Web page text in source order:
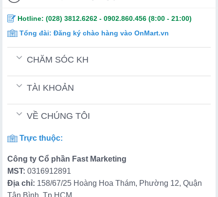
Hotline: (028) 3812.6262 - 0902.860.456 (8:00 - 21:00)
Tổng đài: Đăng ký chào hàng vào OnMart.vn
CHĂM SÓC KH
TÀI KHOẢN
VỀ CHÚNG TÔI
Trực thuộc:
Công ty Cổ phần Fast Marketing
MST: 0316912891
Địa chỉ: 158/67/25 Hoàng Hoa Thám, Phường 12, Quận
Tân Bình, Tp.HCM